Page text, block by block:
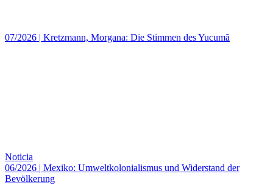
07/2026 | Kretzmann, Morgana: Die Stimmen des Yucumã
Noticia
06/2026 | Mexiko: Umweltkolonialismus und Widerstand der
Bevölkerung